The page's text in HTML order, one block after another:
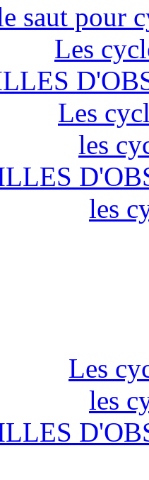
saut pour
Les
Les
les
les
Les
les